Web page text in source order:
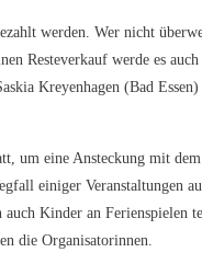
werden. Wer nicht
Resteverkauf werde es
Kreyenhagen (Bad
um eine Ansteckung mit
einiger Veranstaltungen
auch Kinder an Ferienspielen
die Organisatorinnen.